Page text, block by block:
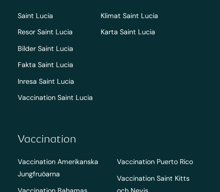
Saint Lucia
Resor Saint Lucia
Bilder Saint Lucia
Fakta Saint Lucia
Inresa Saint Lucia
Vaccination Saint Lucia
Klimat Saint Lucia
Karta Saint Lucia
Vaccination
Vaccination Amerikanska
Jungfruöarna
Vaccination Puerto Rico
Vaccination Saint Kitts